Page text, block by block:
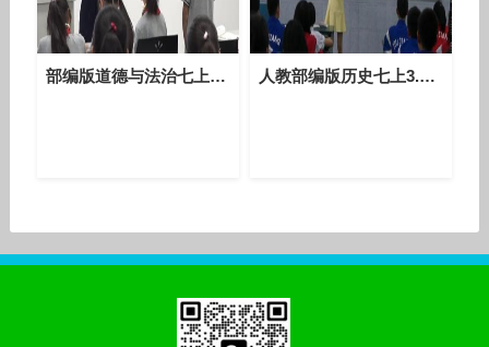
部编版道德与法治七上4.2《深深浅浅话友谊》课堂教学视频实录-匡云 人教部编版历史七上3.11《西汉建立和“文景之治”》课堂教学视频-汤恒